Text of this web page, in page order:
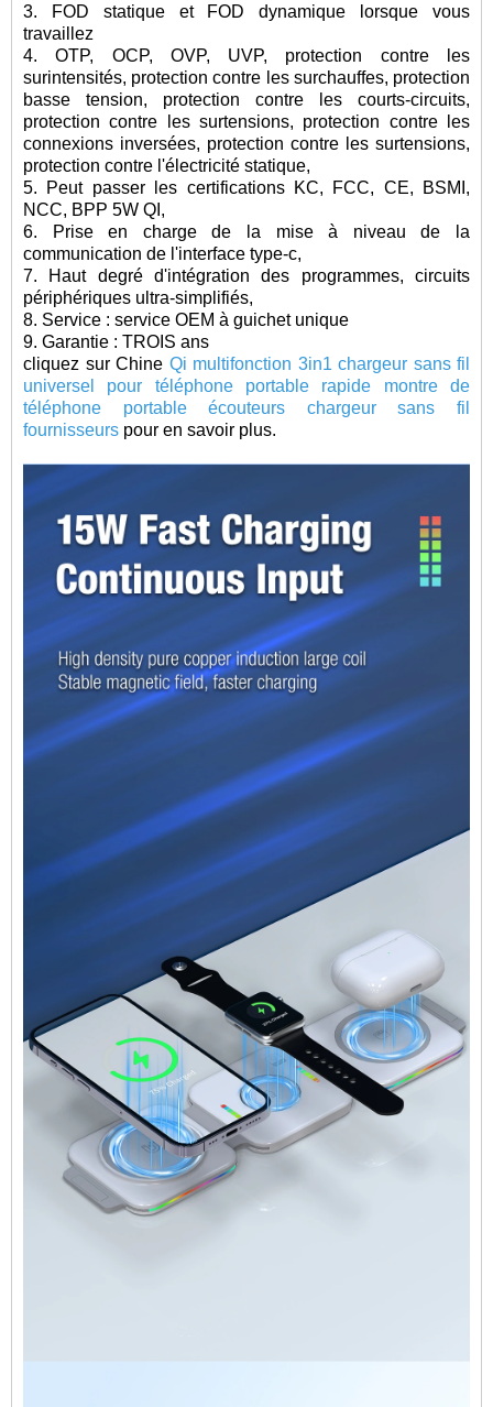
3. FOD statique et FOD dynamique lorsque vous
travaillez
4. OTP, OCP, OVP, UVP, protection contre les
surintensités, protection contre les surchauffes, protection
basse tension, protection contre les courts-circuits,
protection contre les surtensions, protection contre les
connexions inversées, protection contre les surtensions,
protection contre l'électricité statique,
5. Peut passer les certifications KC, FCC, CE, BSMI,
NCC, BPP 5W QI,
6. Prise en charge de la mise à niveau de la
communication de l'interface type-c,
7. Haut degré d'intégration des programmes, circuits
périphériques ultra-simplifiés,
8. Service : service OEM à guichet unique
9. Garantie : TROIS ans
cliquez sur Chine Qi multifonction 3in1 chargeur sans fil
universel pour téléphone portable rapide montre de
téléphone portable écouteurs chargeur sans fil
fournisseurs pour en savoir plus.